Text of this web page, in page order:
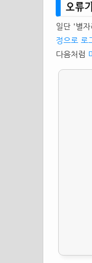
오류
일단 '별
정으로 로
다음처럼